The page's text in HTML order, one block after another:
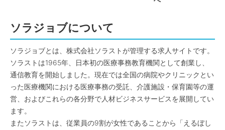
ソラジョブについて
ソラジョブとは、株式会社ソラストが管理する求人サイトです。
ソラストは1965年、日本初の医療事務教育機関として創業し、
通信教育を開始しました。現在では全国の病院やクリニックとい
った医療機関における医療事務の受託、介護施設・保育園等の運
営、およびこれらの各分野で人材ビジネスサービスを展開してい
ます。
またソラストは、従業員の9割が女性であることから「えるぼし